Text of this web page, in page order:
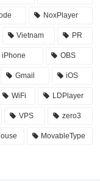
NoxPlayer
Vietnam PR
iPhone OBS
Gmail iOS
WiFi LDPlayer
VPS zero3
MovableType